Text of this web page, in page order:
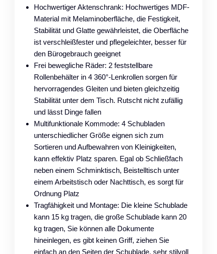
Hochwertiger Aktenschrank: Hochwertiges MDF-
Material mit Melaminoberfläche, die Festigkeit,
Stabilität und Glatte gewährleistet, die Oberfläche
ist verschleißfester und pflegeleichter, besser für
den Bürogebrauch geeignet
Frei bewegliche Räder: 2 feststellbare
Rollenbehälter in 4 360°-Lenkrollen sorgen für
hervorragendes Gleiten und bieten gleichzeitig
Stabilität unter dem Tisch. Rutscht nicht zufällig
und lässt Dinge fallen
Multifunktionale Kommode: 4 Schubladen
unterschiedlicher Größe eignen sich zum
Sortieren und Aufbewahren von Kleinigkeiten,
kann effektiv Platz sparen. Egal ob Schließfach
neben einem Schminktisch, Beistelltisch unter
einem Arbeitstisch oder Nachttisch, es sorgt für
Ordnung Platz
Tragfähigkeit und Montage: Die kleine Schublade
kann 15 kg tragen, die große Schublade kann 20
kg tragen, Sie können alle Dokumente
hineinlegen, es gibt keinen Griff, ziehen Sie
einfach an den Seiten der Schublade, sehr stilvoll